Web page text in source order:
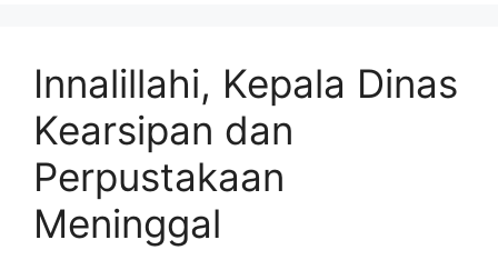
Innalillahi, Kepala Dinas
Kearsipan dan
Perpustakaan
Meninggal